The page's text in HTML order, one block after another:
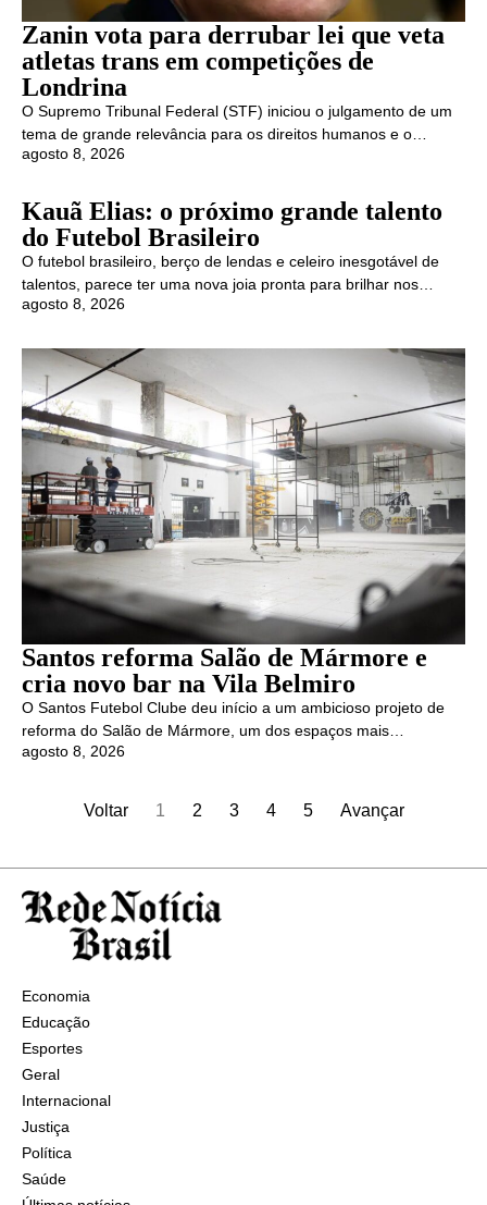
Zanin vota para derrubar lei que veta
atletas trans em competições de
Londrina
O Supremo Tribunal Federal (STF) iniciou o julgamento de um
tema de grande relevância para os direitos humanos e o…
agosto 8, 2026
Kauã Elias: o próximo grande talento
do Futebol Brasileiro
O futebol brasileiro, berço de lendas e celeiro inesgotável de
talentos, parece ter uma nova joia pronta para brilhar nos…
agosto 8, 2026
Santos reforma Salão de Mármore e
cria novo bar na Vila Belmiro
O Santos Futebol Clube deu início a um ambicioso projeto de
reforma do Salão de Mármore, um dos espaços mais…
agosto 8, 2026
Voltar 1 2 3 4 5 Avançar
Economia
Educação
Esportes
Geral
Internacional
Justiça
Política
Saúde